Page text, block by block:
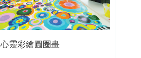
心靈彩繪圓圈畫